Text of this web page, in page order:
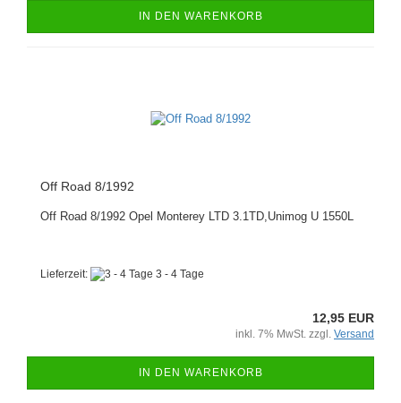
IN DEN WARENKORB
Off Road 8/1992
Off Road 8/1992 Opel Monterey LTD 3.1TD,Unimog U 1550L
Lieferzeit: 3 - 4 Tage
12,95 EUR
inkl. 7% MwSt. zzgl. Versand
IN DEN WARENKORB